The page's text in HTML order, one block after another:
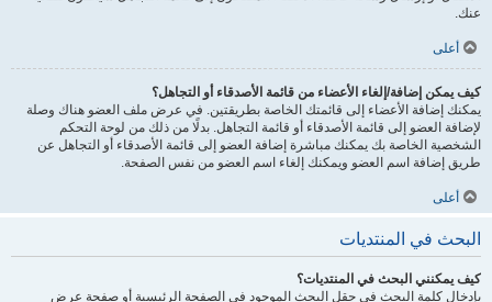
عنك.
أعلى
كيف يمكن إضافة/إلغاء الأعضاء من قائمة الأصدقاء أو التجاهل؟
يمكنك إضافة الأعضاء إلى قائمتك الخاصة بطريقتين. في عرض ملف العضو هناك وصلة
لإضافة العضو إلى قائمة الأصدقاء أو قائمة التجاهل. بدلًا من ذلك من لوحة التحكم
الشخصية الخاصة بك يمكنك مباشرة إضافة العضو إلى قائمة الأصدقاء أو التجاهل عن
طريق إضافة اسم العضو ويمكنك إلغاء اسم العضو من نفس الصفحة.
أعلى
البحث في المنتديات
كيف يمكنني البحث في المنتديات؟
بإدخال كلمة البحث في حقل البحث الموجود في الصفحة الرئيسية أو صفحة عرض